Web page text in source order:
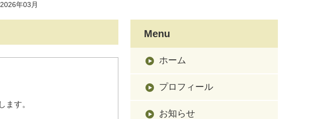
2026年03月
ます。
Menu
ホーム
プロフィール
お知らせ